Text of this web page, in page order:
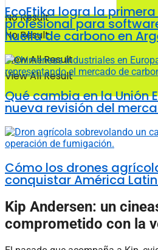
No Result
View All Result
No Result
View All Result
EcoEtika logra la
profesional para
huella de carbono en
Qué cambia en la Unión
nueva revisión del
Cómo los drones
conquistar América
Kip Andersen: un
comprometido con la